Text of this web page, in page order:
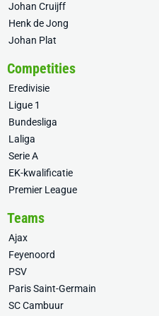
Johan Cruijff
Henk de Jong
Johan Plat
Competities
Eredivisie
Ligue 1
Bundesliga
Laliga
Serie A
EK-kwalificatie
Premier League
Teams
Ajax
Feyenoord
PSV
Paris Saint-Germain
SC Cambuur